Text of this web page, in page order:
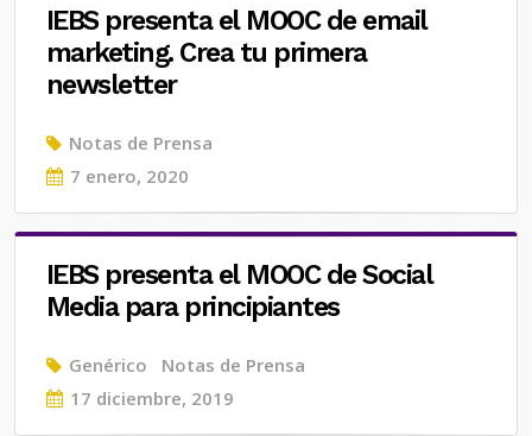
IEBS presenta el MOOC de email
marketing. Crea tu primera
newsletter
Notas de Prensa
Posted
7 enero, 2020
IEBS presenta el MOOC de Social
Media para principiantes
Genérico Notas de Prensa
Posted
17 diciembre, 2019